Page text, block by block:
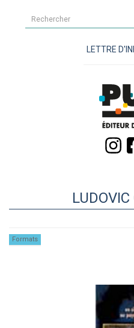
sur
site
LETTRE
Formats